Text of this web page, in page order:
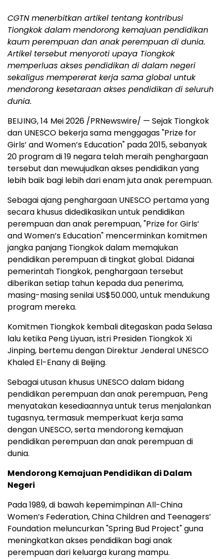
CGTN menerbitkan artikel tentang kontribusi
Tiongkok dalam mendorong kemajuan pendidikan
kaum perempuan dan anak perempuan di dunia.
Artikel tersebut menyoroti upaya Tiongkok
memperluas akses pendidikan di dalam negeri
sekaligus mempererat kerja sama global untuk
mendorong kesetaraan akses pendidikan di seluruh
dunia.
BEIJING, 14 Mei 2026 /PRNewswire/ — Sejak Tiongkok
dan UNESCO bekerja sama menggagas "Prize for
Girls’ and Women’s Education" pada 2015, sebanyak
20 program di 19 negara telah meraih penghargaan
tersebut dan mewujudkan akses pendidikan yang
lebih baik bagi lebih dari enam juta anak perempuan.
Sebagai ajang penghargaan UNESCO pertama yang
secara khusus didedikasikan untuk pendidikan
perempuan dan anak perempuan, "Prize for Girls’
and Women’s Education" mencerminkan komitmen
jangka panjang Tiongkok dalam memajukan
pendidikan perempuan di tingkat global. Didanai
pemerintah Tiongkok, penghargaan tersebut
diberikan setiap tahun kepada dua penerima,
masing-masing senilai US$50.000, untuk mendukung
program mereka.
Komitmen Tiongkok kembali ditegaskan pada Selasa
lalu ketika Peng Liyuan, istri Presiden Tiongkok Xi
Jinping, bertemu dengan Direktur Jenderal UNESCO
Khaled El-Enany di Beijing.
Sebagai utusan khusus UNESCO dalam bidang
pendidikan perempuan dan anak perempuan, Peng
menyatakan kesediaannya untuk terus menjalankan
tugasnya, termasuk memperkuat kerja sama
dengan UNESCO, serta mendorong kemajuan
pendidikan perempuan dan anak perempuan di
dunia.
Mendorong Kemajuan Pendidikan di Dalam
Negeri
Pada 1989, di bawah kepemimpinan All-China
Women’s Federation, China Children and Teenagers’
Foundation meluncurkan "Spring Bud Project" guna
meningkatkan akses pendidikan bagi anak
perempuan dari keluarga kurang mampu.